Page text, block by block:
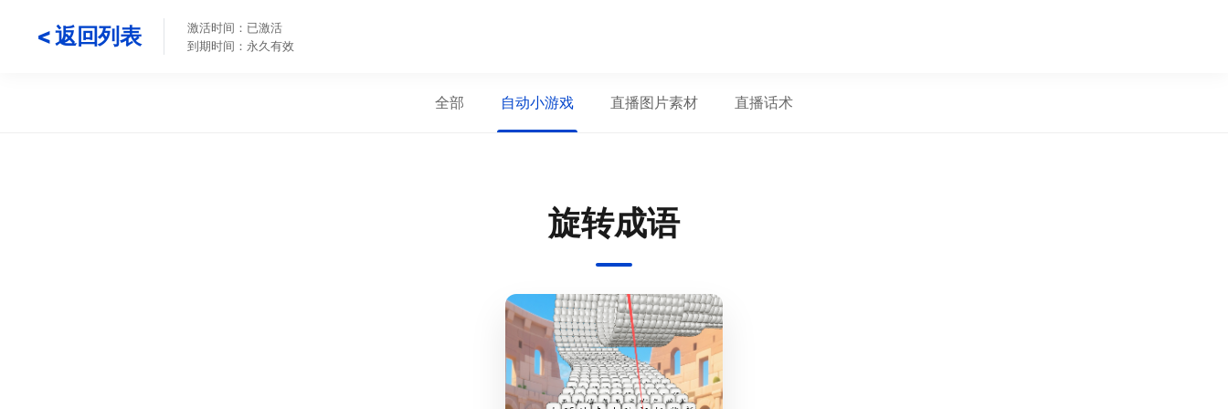
< 返回列表
激活时间：已激活
到期时间：永久有效
全部 自动小游戏 直播图片素材 直播话术
旋转成语